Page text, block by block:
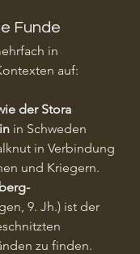
Funde
in
auf:
der Stora
in Schweden
in Verbindung
und Kriegern.
9. Jh.) ist der
zu finden.